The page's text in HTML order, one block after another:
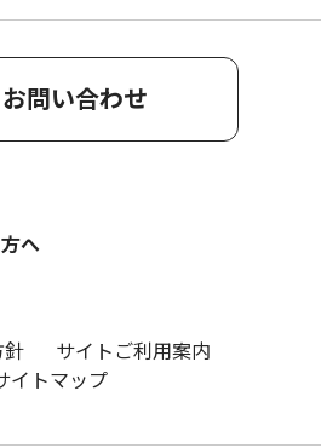
お問い合わせ
へ
針
サイトご利用案内
イトマップ